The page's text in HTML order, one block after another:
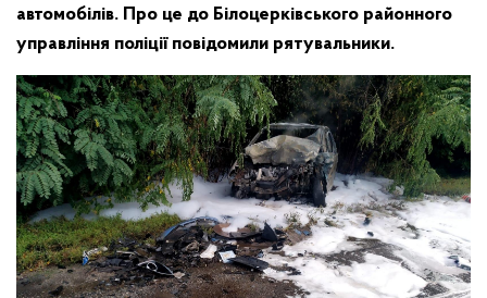
автомобілів. Про це до Білоцерківського районного
управління поліції повідомили рятувальники.